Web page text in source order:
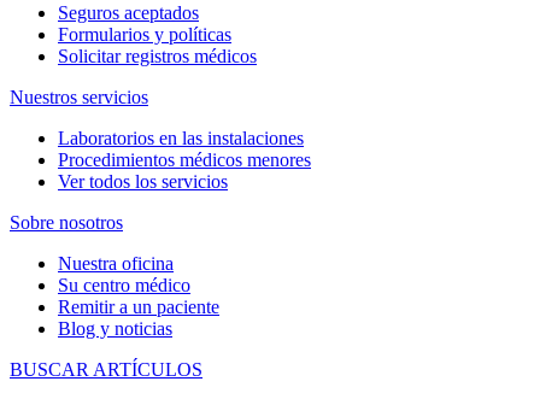
Seguros aceptados
Formularios y políticas
Solicitar registros médicos
Nuestros servicios
Laboratorios en las instalaciones
Procedimientos médicos menores
Ver todos los servicios
Sobre nosotros
Nuestra oficina
Su centro médico
Remitir a un paciente
Blog y noticias
BUSCAR ARTÍCULOS